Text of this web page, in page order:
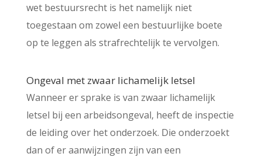
wet bestuursrecht is het namelijk niet
toegestaan om zowel een bestuurlijke boete
op te leggen als strafrechtelijk te vervolgen.
Ongeval met zwaar lichamelijk letsel
Wanneer er sprake is van zwaar lichamelijk
letsel bij een arbeidsongeval, heeft de inspectie
de leiding over het onderzoek. Die onderzoekt
dan of er aanwijzingen zijn van een